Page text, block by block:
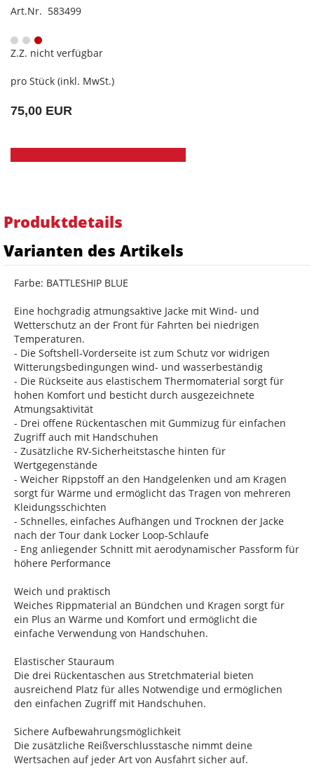
Art.Nr. 583499
Z.Z. nicht verfügbar
pro Stück (inkl. MwSt.)
75,00 EUR
Produktdetails
Varianten des Artikels
Farbe: BATTLESHIP BLUE
Eine hochgradig atmungsaktive Jacke mit Wind- und
Wetterschutz an der Front für Fahrten bei niedrigen
Temperaturen.
- Die Softshell-Vorderseite ist zum Schutz vor widrigen
Witterungsbedingungen wind- und wasserbeständig
- Die Rückseite aus elastischem Thermomaterial sorgt für
hohen Komfort und besticht durch ausgezeichnete
Atmungsaktivität
- Drei offene Rückentaschen mit Gummizug für einfachen
Zugriff auch mit Handschuhen
- Zusätzliche RV-Sicherheitstasche hinten für
Wertgegenstände
- Weicher Rippstoff an den Handgelenken und am Kragen
sorgt für Wärme und ermöglicht das Tragen von mehreren
Kleidungsschichten
- Schnelles, einfaches Aufhängen und Trocknen der Jacke
nach der Tour dank Locker Loop-Schlaufe
- Eng anliegender Schnitt mit aerodynamischer Passform für
höhere Performance
Weich und praktisch
Weiches Rippmaterial an Bündchen und Kragen sorgt für
ein Plus an Wärme und Komfort und ermöglicht die
einfache Verwendung von Handschuhen.
Elastischer Stauraum
Die drei Rückentaschen aus Stretchmaterial bieten
ausreichend Platz für alles Notwendige und ermöglichen
den einfachen Zugriff mit Handschuhen.
Sichere Aufbewahrungsmöglichkeit
Die zusätzliche Reißverschlusstasche nimmt deine
Wertsachen auf jeder Art von Ausfahrt sicher auf.